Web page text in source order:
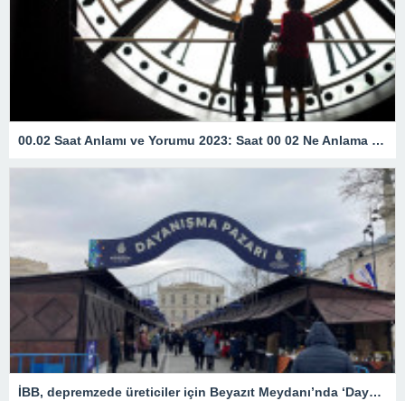
00.02 Saat Anlamı ve Yorumu 2023: Saat 00 02 Ne Anlama Gelir?
İBB, depremzede üreticiler için Beyazıt Meydanı’nda ‘Dayanışma Pazarı’ kurdu